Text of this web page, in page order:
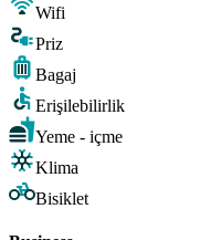
Wifi
Priz
Bagaj
Erişilebilirlik
Yeme - içme
Klima
Bisiklet